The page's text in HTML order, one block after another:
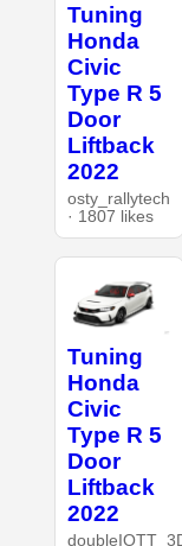
Tuning
Honda
Civic
Type R 5
Door
Liftback
2022
osty_rallytech
· 1807 likes
Tuning
Honda
Civic
Type R 5
Door
Liftback
2022